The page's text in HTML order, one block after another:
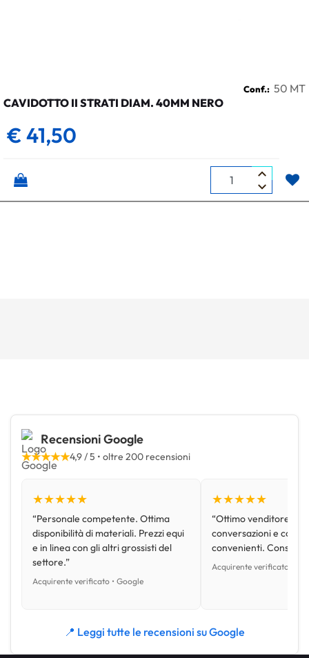
Conf.: 50 MT
CAVIDOTTO II STRATI DIAM. 40MM NERO
€ 41,50
Quantità
Recensioni Google
★★★★★4,9 / 5 • oltre 200 recensioni
★★★★★
“Personale competente. Ottima
disponibilità di materiali. Prezzi equi
e in linea con gli altri grossisti del
settore.”
Acquirente verificato • Google
★★★★★
“Ottimo venditore,
conversazioni e con
convenienti.
Acquirente verificato •
📍 Leggi tutte le recensioni su Google